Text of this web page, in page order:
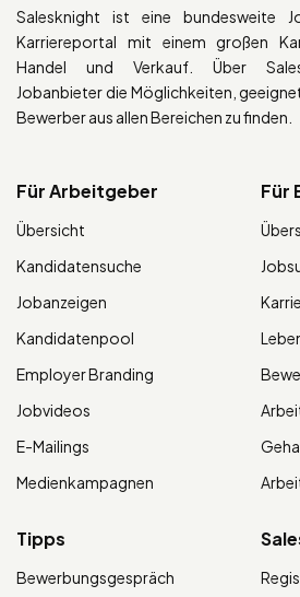
Salesknight ist eine bundesweite
Karriereportal mit einem großen
Handel und Verkauf. Über
Jobanbieter die Möglichkeiten,
Bewerber aus allen Bereichen zu finden.
Für Arbeitgeber
Übersicht
Kandidatensuche
Jobanzeigen
Kandidatenpool
Employer Branding
Jobvideos
E-Mailings
Medienkampagnen
Für
Tipps
Bewerbungsgespräch